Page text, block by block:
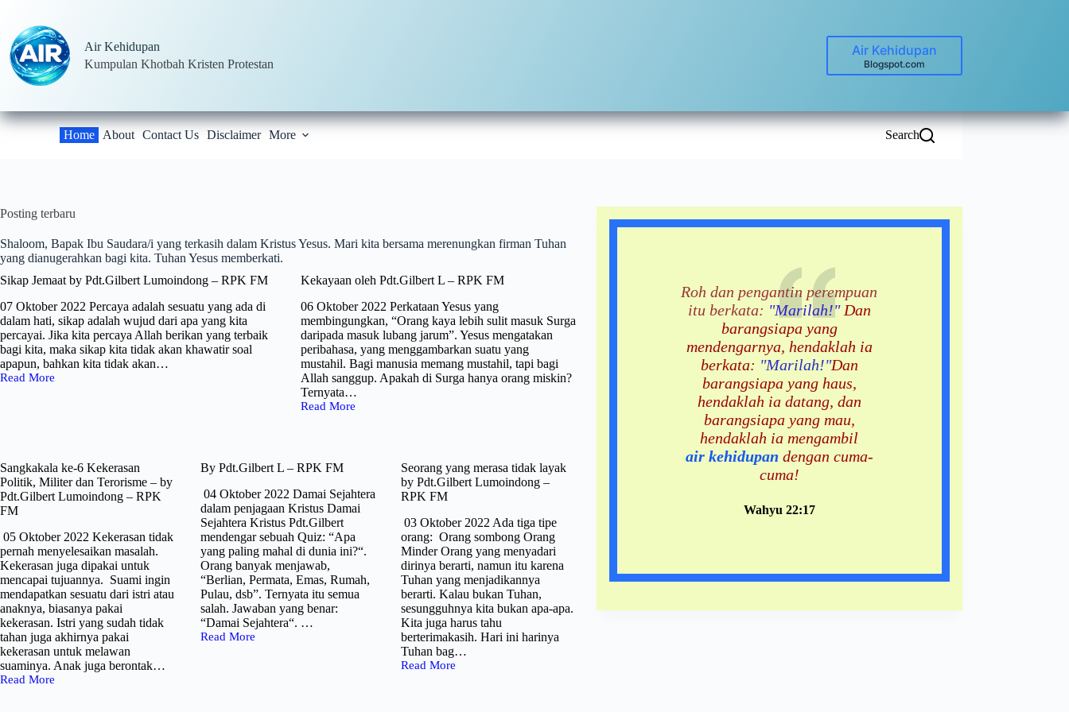
content
Air Kehidupan
Kumpulan Khotbah Kristen Protestan
Air Kehidupan
Blogspot.com
Home About Contact Us Disclaimer More Search
Posting terbaru
Shaloom, Bapak Ibu Saudara/i yang terkasih dalam Kristus Yesus. Mari kita bersama merenungkan firman Tuhan
yang dianugerahkan bagi kita. Tuhan Yesus memberkati.
Sikap Jemaat by Pdt.Gilbert Lumoindong – RPK FM
07 Oktober 2022 Percaya adalah sesuatu yang ada di
dalam hati, sikap adalah wujud dari apa yang kita
percayai. Jika kita percaya Allah berikan yang terbaik
bagi kita, maka sikap kita tidak akan khawatir soal
apapun, bahkan kita tidak akan…
Read More
Sikap
RPK
FM
Kekayaan oleh Pdt.Gilbert L – RPK FM
06 Oktober 2022 Perkataan Yesus yang
membingungkan, “Orang kaya lebih sulit masuk Surga
daripada masuk lubang jarum”. Yesus mengatakan
peribahasa, yang menggambarkan suatu yang
mustahil. Bagi manusia memang mustahil, tapi bagi
Allah sanggup. Apakah di Surga hanya orang miskin?
Ternyata…
Read More
Kekayaan
–
FM
Sangkakala ke-6 Kekerasan
Politik, Militer dan Terorisme – by
Pdt.Gilbert Lumoindong – RPK
FM
05 Oktober 2022 Kekerasan tidak
pernah menyelesaikan masalah.
Kekerasan juga dipakai untuk
mencapai tujuannya. Suami ingin
mendapatkan sesuatu dari istri atau
anaknya, biasanya pakai
kekerasan. Istri yang sudah tidak
tahan juga akhirnya pakai
kekerasan untuk melawan
suaminya. Anak juga berontak…
Read More
Sangkakala
By Pdt.Gilbert L – RPK FM
04 Oktober 2022 Damai Sejahtera
dalam penjagaan Kristus Damai
Sejahtera Kristus Pdt.Gilbert
mendengar sebuah Quiz: “Apa
yang paling mahal di dunia ini?“.
Orang banyak menjawab,
“Berlian, Permata, Emas, Rumah,
Pulau, dsb”. Ternyata itu semua
salah. Jawaban yang benar:
“Damai Sejahtera“. …
Read More
By
Seorang yang merasa tidak layak
by Pdt.Gilbert Lumoindong –
RPK FM
03 Oktober 2022 Ada tiga tipe
orang: Orang sombong Orang
Minder Orang yang menyadari
dirinya berarti, namun itu karena
Tuhan yang menjadikannya
berarti. Kalau bukan Tuhan,
sesungguhnya kita bukan apa-apa.
Kita juga harus tahu
berterimakasih. Hari ini harinya
Tuhan bag…
Read More
Seorang
Roh dan pengantin perempuan
itu berkata: "Marilah!" Dan
barangsiapa yang
mendengarnya, hendaklah ia
berkata: "Marilah!"Dan
barangsiapa yang haus,
hendaklah ia datang, dan
barangsiapa yang mau,
hendaklah ia mengambil
air kehidupan dengan cuma-
cuma!
Wahyu 22:17